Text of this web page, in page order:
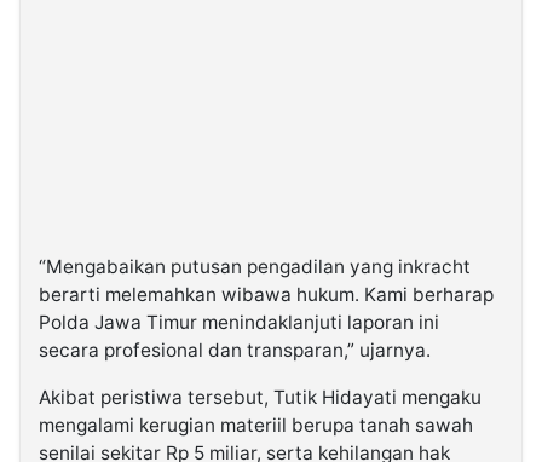
“Mengabaikan putusan pengadilan yang inkracht
berarti melemahkan wibawa hukum. Kami berharap
Polda Jawa Timur menindaklanjuti laporan ini
secara profesional dan transparan,” ujarnya.
Akibat peristiwa tersebut, Tutik Hidayati mengaku
mengalami kerugian materiil berupa tanah sawah
senilai sekitar Rp 5 miliar, serta kehilangan hak